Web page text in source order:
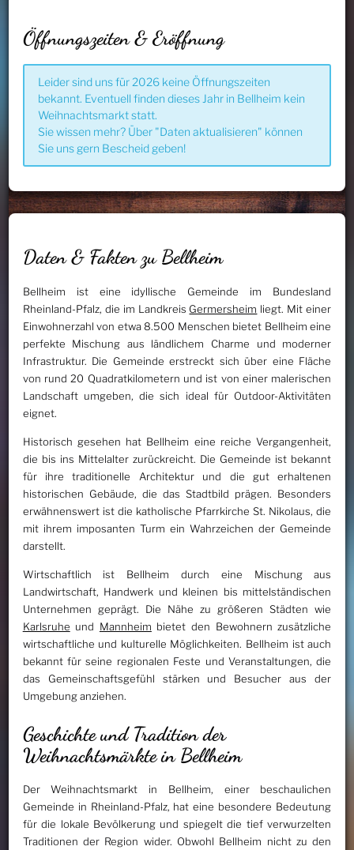
Öffnungszeiten & Eröffnung
Leider sind uns für 2026 keine Öffnungszeiten
bekannt. Eventuell finden dieses Jahr in Bellheim kein
Weihnachtsmarkt statt.
Sie wissen mehr? Über "Daten aktualisieren" können
Sie uns gern Bescheid geben!
Daten & Fakten zu Bellheim
Bellheim ist eine idyllische Gemeinde im Bundesland
Rheinland-Pfalz, die im Landkreis Germersheim liegt. Mit einer
Einwohnerzahl von etwa 8.500 Menschen bietet Bellheim eine
perfekte Mischung aus ländlichem Charme und moderner
Infrastruktur. Die Gemeinde erstreckt sich über eine Fläche
von rund 20 Quadratkilometern und ist von einer malerischen
Landschaft umgeben, die sich ideal für Outdoor-Aktivitäten
eignet.
Historisch gesehen hat Bellheim eine reiche Vergangenheit,
die bis ins Mittelalter zurückreicht. Die Gemeinde ist bekannt
für ihre traditionelle Architektur und die gut erhaltenen
historischen Gebäude, die das Stadtbild prägen. Besonders
erwähnenswert ist die katholische Pfarrkirche St. Nikolaus, die
mit ihrem imposanten Turm ein Wahrzeichen der Gemeinde
darstellt.
Wirtschaftlich ist Bellheim durch eine Mischung aus
Landwirtschaft, Handwerk und kleinen bis mittelständischen
Unternehmen geprägt. Die Nähe zu größeren Städten wie
Karlsruhe und Mannheim bietet den Bewohnern zusätzliche
wirtschaftliche und kulturelle Möglichkeiten. Bellheim ist auch
bekannt für seine regionalen Feste und Veranstaltungen, die
das Gemeinschaftsgefühl stärken und Besucher aus der
Umgebung anziehen.
Geschichte und Tradition der
Weihnachtsmärkte in Bellheim
Der Weihnachtsmarkt in Bellheim, einer beschaulichen
Gemeinde in Rheinland-Pfalz, hat eine besondere Bedeutung
für die lokale Bevölkerung und spiegelt die tief verwurzelten
Traditionen der Region wider. Obwohl Bellheim nicht zu den